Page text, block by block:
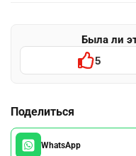
Была ли
5
Поделиться
WhatsApp